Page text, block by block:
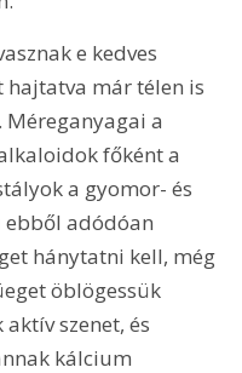
e kedves
hajtatva már télen is
a
főként a
a gyomor- és
adódóan
hánytatni kell, még
öblögessük
szenet, és
kálcium